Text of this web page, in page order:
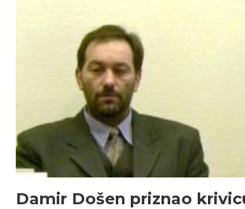
Damir Došen priznao